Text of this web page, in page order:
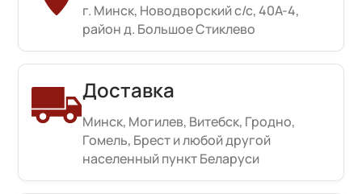
г. Минск, Новодворский с/с, 40А-4,
район д. Большое Стиклево
Доставка
Минск, Могилев, Витебск, Гродно,
Гомель, Брест и любой другой
населенный пункт Беларуси